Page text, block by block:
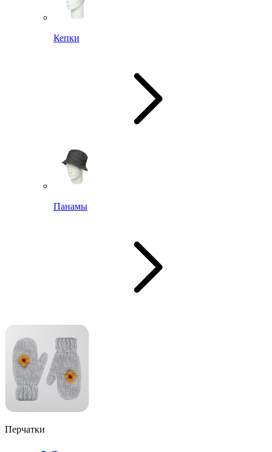
Кепки
Панамы
Перчатки